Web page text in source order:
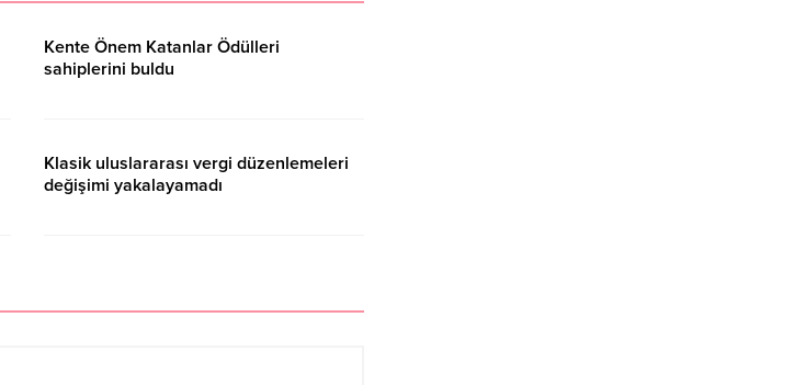
Kente Önem Katanlar Ödülleri
sahiplerini buldu
Klasik uluslararası vergi düzenlemeleri
değişimi yakalayamadı